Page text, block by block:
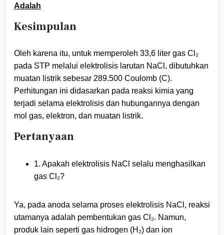
Adalah
Kesimpulan
Oleh karena itu, untuk memperoleh 33,6 liter gas Cl₂
pada STP melalui elektrolisis larutan NaCl, dibutuhkan
muatan listrik sebesar 289.500 Coulomb (C).
Perhitungan ini didasarkan pada reaksi kimia yang
terjadi selama elektrolisis dan hubungannya dengan
mol gas, elektron, dan muatan listrik.
Pertanyaan
1. Apakah elektrolisis NaCl selalu menghasilkan
gas Cl₂?
Ya, pada anoda selama proses elektrolisis NaCl, reaksi
utamanya adalah pembentukan gas Cl₂. Namun,
produk lain seperti gas hidrogen (H₂) dan ion